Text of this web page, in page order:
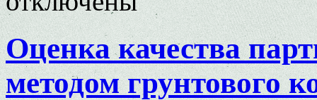
Оценка качества
методом грунтового